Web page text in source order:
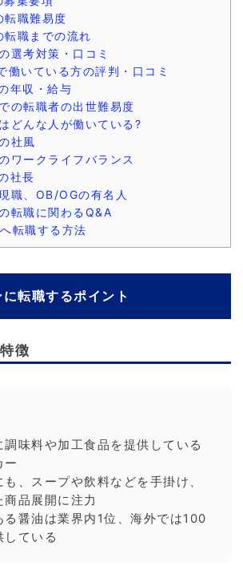
転職難易度
転職までの流れ
選考対策・口コミ
働いている方の評判・口コミ
年収・給与
の転職者の出世難易度
どんな人が働いている?
社風
ワークライフバランス
社長
職、OB/OGの有名人
転職に関わるQ&A
転職する方法
転職するポイント
徴
調味料や加工食品を提供している
ー
も、スープや飲料などを手掛け、
品展開に注力
る醤油は業界内1位、海外では100
している